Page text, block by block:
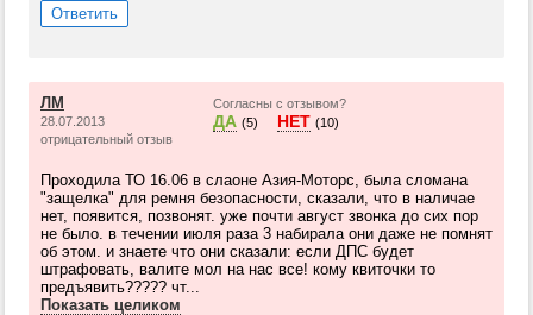
Ответить
ЛМ
28.07.2013
отрицательный отзыв
Согласны с отзывом?
ДА (5) НЕТ (10)
Проходила ТО 16.06 в слаоне Азия-Моторс, была сломана
"защелка" для ремня безопасности, сказали, что в наличае
нет, появится, позвонят. уже почти август звонка до сих пор
не было. в течении июля раза 3 набирала они даже не помнят
об этом. и знаете что они сказали: если ДПС будет
штрафовать, валите мол на нас все! кому квиточки то
предъявить????? чт...
Показать целиком